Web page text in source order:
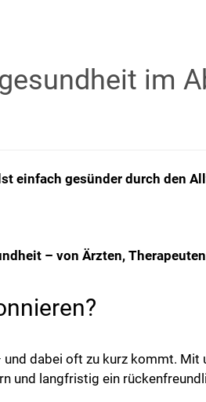
im
einfach gesünder durch den
– von Ärzten,
dabei oft zu kurz kommt.
und langfristig ein